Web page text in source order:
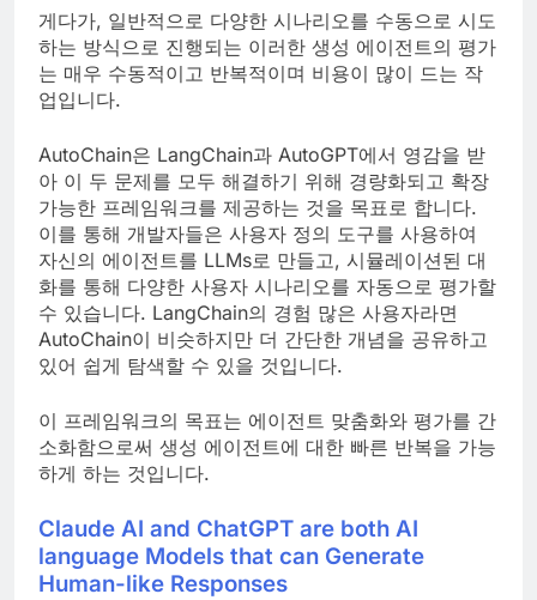
게다가, 일반적으로 다양한 시나리오를 수동으로 시도
하는 방식으로 진행되는 이러한 생성 에이전트의 평가
는 매우 수동적이고 반복적이며 비용이 많이 드는 작
업입니다.
AutoChain은 LangChain과 AutoGPT에서 영감을 받
아 이 두 문제를 모두 해결하기 위해 경량화되고 확장
가능한 프레임워크를 제공하는 것을 목표로 합니다.
이를 통해 개발자들은 사용자 정의 도구를 사용하여
자신의 에이전트를 LLMs로 만들고, 시뮬레이션된 대
화를 통해 다양한 사용자 시나리오를 자동으로 평가할
수 있습니다. LangChain의 경험 많은 사용자라면
AutoChain이 비슷하지만 더 간단한 개념을 공유하고
있어 쉽게 탐색할 수 있을 것입니다.
이 프레임워크의 목표는 에이전트 맞춤화와 평가를 간
소화함으로써 생성 에이전트에 대한 빠른 반복을 가능
하게 하는 것입니다.
Claude AI and ChatGPT are both AI
language Models that can Generate
Human-like Responses